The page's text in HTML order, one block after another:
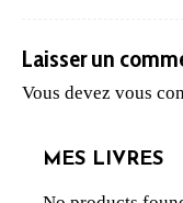
Laisser un
Vous devez vous
MES LIVRES